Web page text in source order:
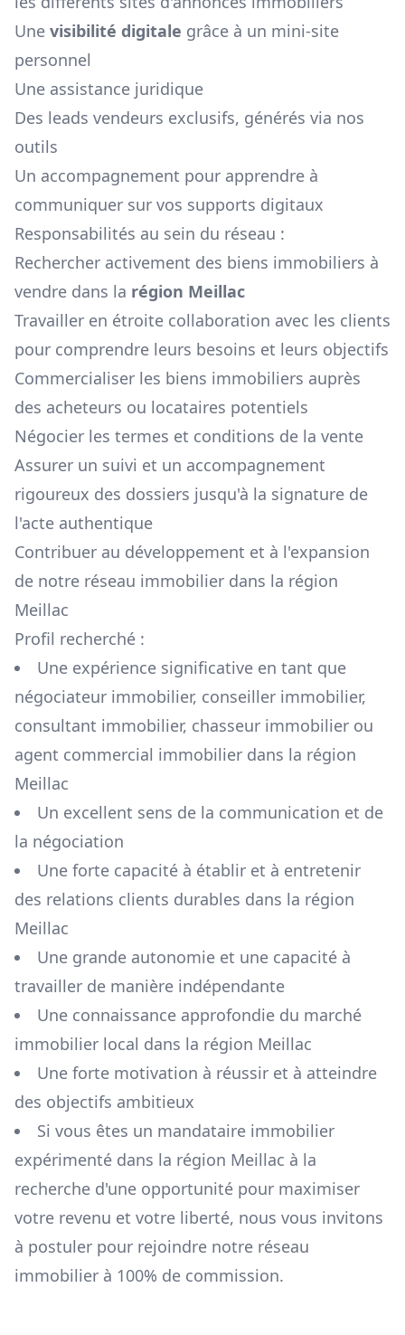
Une visibilité digitale grâce à un mini-site
personnel
Une assistance juridique
Des leads vendeurs exclusifs, générés via nos
outils
Un accompagnement pour apprendre à
communiquer sur vos supports digitaux
Responsabilités au sein du réseau :
Rechercher activement des biens immobiliers à
vendre dans la région Meillac
Travailler en étroite collaboration avec les clients
pour comprendre leurs besoins et leurs objectifs
Commercialiser les biens immobiliers auprès
des acheteurs ou locataires potentiels
Négocier les termes et conditions de la vente
Assurer un suivi et un accompagnement
rigoureux des dossiers jusqu'à la signature de
l'acte authentique
Contribuer au développement et à l'expansion
de notre réseau immobilier dans la région
Meillac
Profil recherché :
Une expérience significative en tant que
négociateur immobilier, conseiller immobilier,
consultant immobilier, chasseur immobilier ou
agent commercial immobilier dans la région
Meillac
Un excellent sens de la communication et de
la négociation
Une forte capacité à établir et à entretenir
des relations clients durables dans la région
Meillac
Une grande autonomie et une capacité à
travailler de manière indépendante
Une connaissance approfondie du marché
immobilier local dans la région Meillac
Une forte motivation à réussir et à atteindre
des objectifs ambitieux
Si vous êtes un mandataire immobilier
expérimenté dans la région Meillac à la
recherche d'une opportunité pour maximiser
votre revenu et votre liberté, nous vous invitons
à postuler pour rejoindre notre réseau
immobilier à 100% de commission.